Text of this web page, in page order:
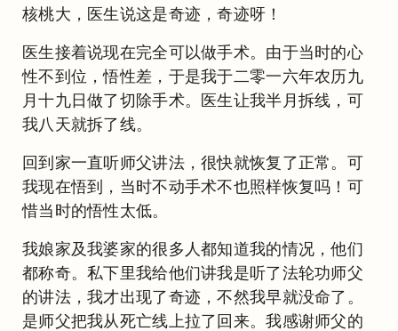
核桃大，医生说这是奇迹，奇迹呀！
医生接着说现在完全可以做手术。由于当时的心
性不到位，悟性差，于是我于二零一六年农历九
月十九日做了切除手术。医生让我半月拆线，可
我八天就拆了线。
回到家一直听师父讲法，很快就恢复了正常。可
我现在悟到，当时不动手术不也照样恢复吗！可
惜当时的悟性太低。
我娘家及我婆家的很多人都知道我的情况，他们
都称奇。私下里我给他们讲我是听了法轮功师父
的讲法，我才出现了奇迹，不然我早就没命了。
是师父把我从死亡线上拉了回来。我感谢师父的